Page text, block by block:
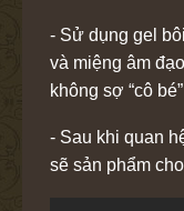
- Sử dụng gel
và miệng âm
không sợ “cô
- Sau khi quan
sẽ sản phẩm